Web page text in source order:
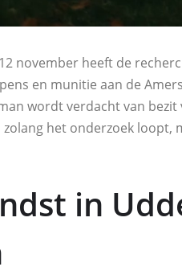
november heeft de
en munitie aan de
wordt verdacht van
het onderzoek loopt,
in